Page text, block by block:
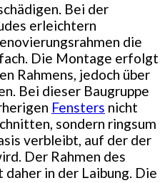
Bei der
erleichtern
die
Die Montage erfolgt
Rahmens, jedoch über
Bei dieser Baugruppe
Fensters nicht
sondern ringsum
verbleibt, auf der der
Der Rahmen des
in der Laibung. Die